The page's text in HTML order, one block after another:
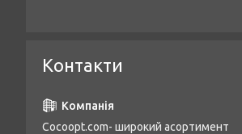
Контакти
Cocoopt.com- широкий асортимент